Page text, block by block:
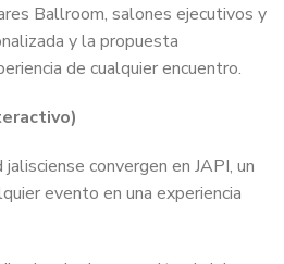
Ballroom, salones ejecutivos y
y la propuesta
de cualquier encuentro.
convergen en JAPI, un
evento en una experiencia